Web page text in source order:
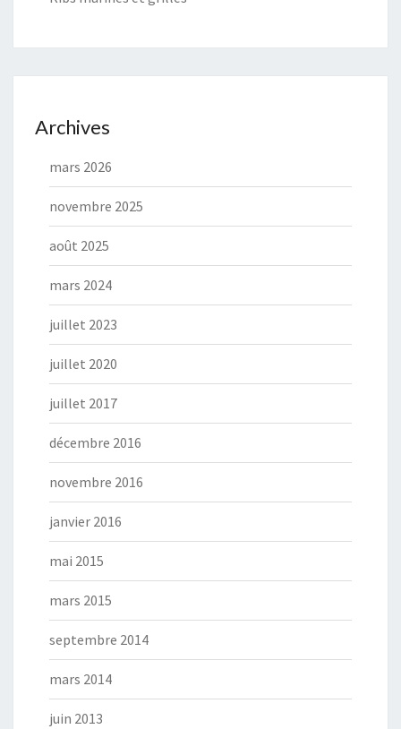
Archives
mars 2026
novembre 2025
août 2025
mars 2024
juillet 2023
juillet 2020
juillet 2017
décembre 2016
novembre 2016
janvier 2016
mai 2015
mars 2015
septembre 2014
mars 2014
juin 2013